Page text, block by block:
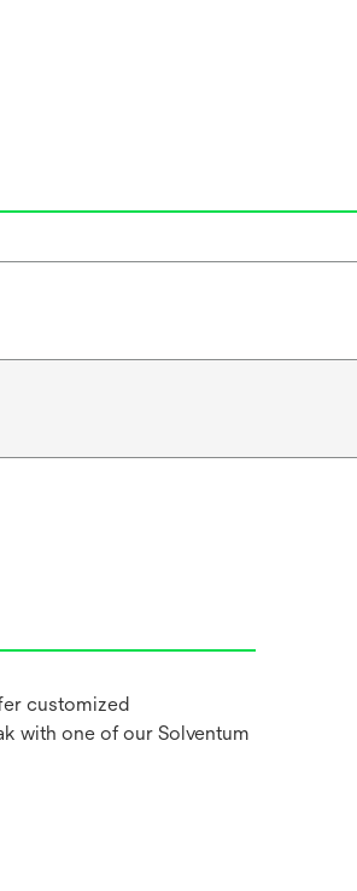
customized
with one of our Solventum